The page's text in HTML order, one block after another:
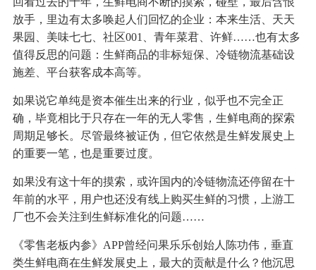
放手，里边有太多唤起人们回忆的企业：本来生活、天天
果园、美味七七、社区001、青年菜君、许鲜……也有太多
值得反思的问题：生鲜商品的非标短保、冷链物流基础设
施差、平台获客成本高等。
如果说它单纯是资本催生出来的行业，似乎也不完全正
确，毕竟相比于只存在一年的无人零售，生鲜电商的探索
周期足够长。尽管最终被证伪，但它依然是生鲜发展史上
的重要一笔，也是重要过度。
如果没有这十年的摸索，或许国内的冷链物流还停留在十
年前的水平，用户也还没有线上购买生鲜的习惯，上游工
厂也不会关注到生鲜标准化的问题……
《零售老板内参》APP曾经问果乐乐创始人陈功伟，垂直
类生鲜电商在生鲜发展史上，最大的贡献是什么？他沉思